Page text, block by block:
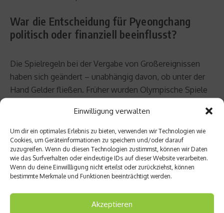
Einwilligung verwalten
Um dir ein optimales Erlebnis zu bieten, verwenden wir Technologien wie
Cookies, um Geräteinformationen zu speichern und/oder darauf
zuzugreifen. Wenn du diesen Technologien zustimmst, können wir Daten
wie das Surfverhalten oder eindeutige IDs auf dieser Website verarbeiten.
Wenn du deine Einwillligung nicht erteilst oder zurückziehst, können
bestimmte Merkmale und Funktionen beeinträchtigt werden.
Akzeptieren
War die Entscheidung für Pyeongchang
politisch oder finanziell beeinflusst?
Die Spielregeln bei der Vergabe von Großereignissen
haben sich geändert – unabhängig davon, ob unter der
Hand Gelder fließen. Früher wurden Olympische Spiele
Traditionsländer vergeben, wo eine tolle Organisation,
volle Arenen und eine fantastische Stimmung garantiert
waren. Und auch 2018 hätte man in München mit
Sicherheit eine stimmungsvolle und top organisierte
Veranstaltung gehabt.
Mittlerweile haben sich die Interessen jedoch
verschoben, ebenso wie die Märkte, die einst eben nur